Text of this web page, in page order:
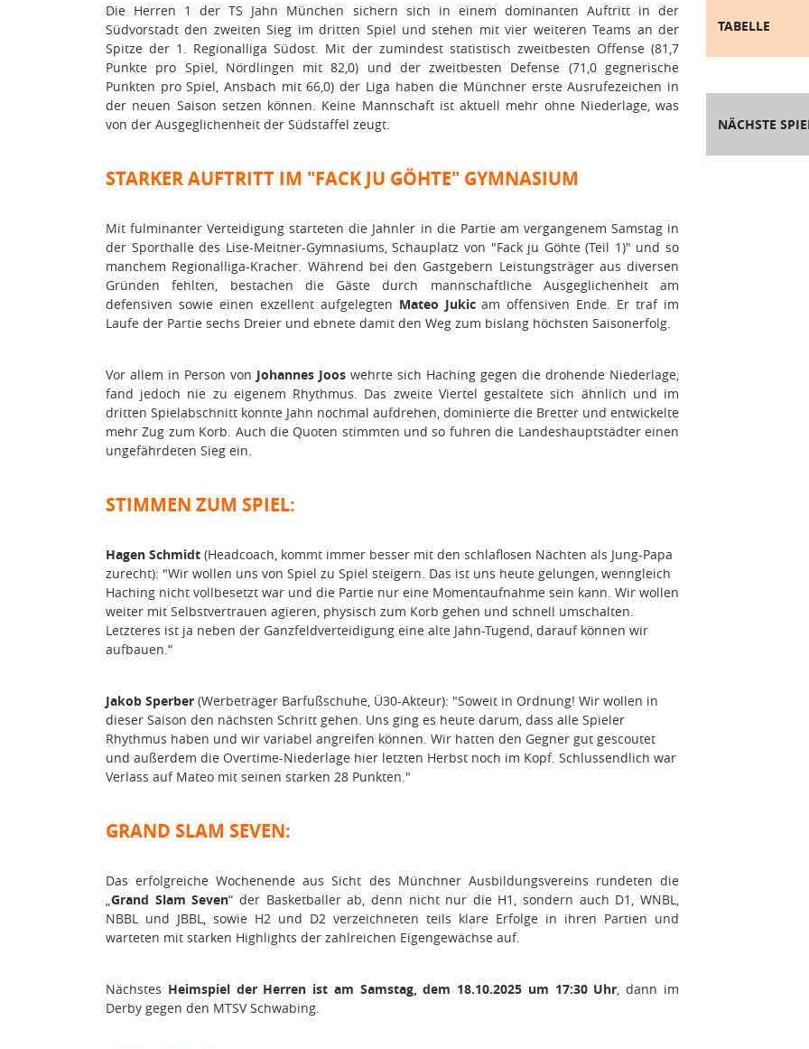
Die Herren 1 der TS Jahn München sichern sich in einem dominanten Auftritt in der
Südvorstadt den zweiten Sieg im dritten Spiel und stehen mit vier weiteren Teams an der
Spitze der 1. Regionalliga Südost. Mit der zumindest statistisch zweitbesten Offense (81,7
Punkte pro Spiel, Nördlingen mit 82,0) und der zweitbesten Defense (71,0 gegnerische
Punkten pro Spiel, Ansbach mit 66,0) der Liga haben die Münchner erste Ausrufezeichen in
der neuen Saison setzen können. Keine Mannschaft ist aktuell mehr ohne Niederlage, was
von der Ausgeglichenheit der Südstaffel zeugt.
STARKER AUFTRITT IM "FACK JU GÖHTE" GYMNASIUM
Mit fulminanter Verteidigung starteten die Jahnler in die Partie am vergangenem Samstag in
der Sporthalle des Lise-Meitner-Gymnasiums, Schauplatz von "Fack ju Göhte (Teil 1)" und so
manchem Regionalliga-Kracher. Während bei den Gastgebern Leistungsträger aus diversen
Gründen fehlten, bestachen die Gäste durch mannschaftliche Ausgeglichenheit am
defensiven sowie einen exzellent aufgelegten Mateo Jukicam offensiven Ende. Er traf im
Laufe der Partie sechs Dreier und ebnete damit den Weg zum bislang höchsten Saisonerfolg.
Vor allem in Person von Johannes Joos wehrte sich Haching gegen die drohende Niederlage,
fand jedoch nie zu eigenem Rhythmus. Das zweite Viertel gestaltete sich ähnlich und im
dritten Spielabschnitt konnte Jahn nochmal aufdrehen, dominierte die Bretter und entwickelte
mehr Zug zum Korb. Auch die Quoten stimmten und so fuhren die Landeshauptstädter einen
ungefährdeten Sieg ein.
STIMMEN ZUM SPIEL:
Hagen Schmidt (Headcoach, kommt immer besser mit den schlaflosen Nächten als Jung-Papa
zurecht): "Wir wollen uns von Spiel zu Spiel steigern. Das ist uns heute gelungen, wenngleich
Haching nicht vollbesetzt war und die Partie nur eine Momentaufnahme sein kann. Wir wollen
weiter mit Selbstvertrauen agieren, physisch zum Korb gehen und schnell umschalten.
Letzteres ist ja neben der Ganzfeldverteidigung eine alte Jahn-Tugend, darauf können wir
aufbauen.“
Jakob Sperber (Werbeträger Barfußschuhe, Ü30-Akteur): "Soweit in Ordnung! Wir wollen in
dieser Saison den nächsten Schritt gehen. Uns ging es heute darum, dass alle Spieler
Rhythmus haben und wir variabel angreifen können. Wir hatten den Gegner gut gescoutet
und außerdem die Overtime-Niederlage hier letzten Herbst noch im Kopf. Schlussendlich war
Verlass auf Mateo mit seinen starken 28 Punkten."
GRAND SLAM SEVEN:
Das erfolgreiche Wochenende aus Sicht des Münchner Ausbildungsvereins rundeten die
„Grand Slam Seven“ der Basketballer ab, denn nicht nur die H1, sondern auch D1, WNBL,
NBBL und JBBL, sowie H2 und D2 verzeichneten teils klare Erfolge in ihren Partien und
warteten mit starken Highlights der zahlreichen Eigengewächse auf.
Nächstes Heimspiel der Herren ist am Samstag, dem 18.10.2025 um 17:30 Uhr, dann im
Derby gegen den MTSV Schwabing.
TABELLE
NÄCHSTE